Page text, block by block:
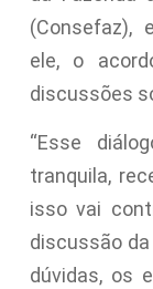
(Consefaz),
ele, o
discussões
“Esse
tranquila,
isso vai
discussão
dúvidas, os